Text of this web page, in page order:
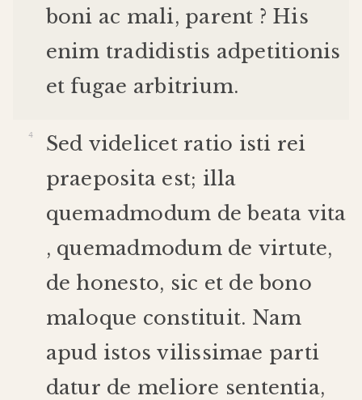
boni ac mali, parent ? His
enim tradidistis adpetitionis
et fugae arbitrium.
Sed videlicet ratio isti rei
praeposita est; illa
quemadmodum de beata vita
, quemadmodum de virtute,
de honesto, sic et de bono
maloque constituit. Nam
apud istos vilissimae parti
datur de meliore sententia,